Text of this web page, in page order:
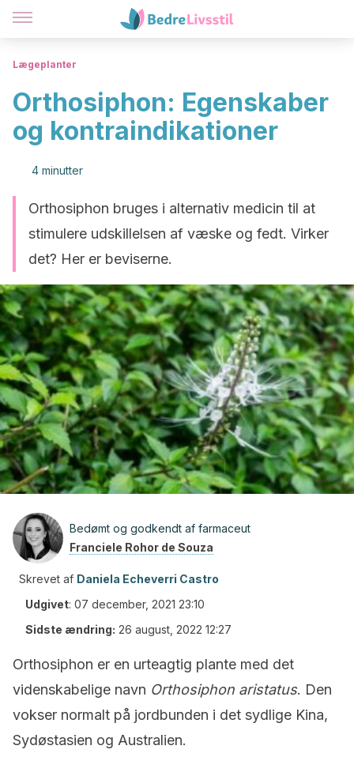
Lægeplanter
Orthosiphon: Egenskaber
og kontraindikationer
4 minutter
Orthosiphon bruges i alternativ medicin til at
stimulere udskillelsen af væske og fedt. Virker
det? Her er beviserne.
Bedømt og godkendt af farmaceut
Franciele Rohor de Souza
Skrevet af Daniela Echeverri Castro
Udgivet: 07 december, 2021 23:10
Sidste ændring: 26 august, 2022 12:27
Orthosiphon er en urteagtig plante med det
videnskabelige navn Orthosiphon aristatus. Den
vokser normalt på jordbunden i det sydlige Kina,
Sydøstasien og Australien.